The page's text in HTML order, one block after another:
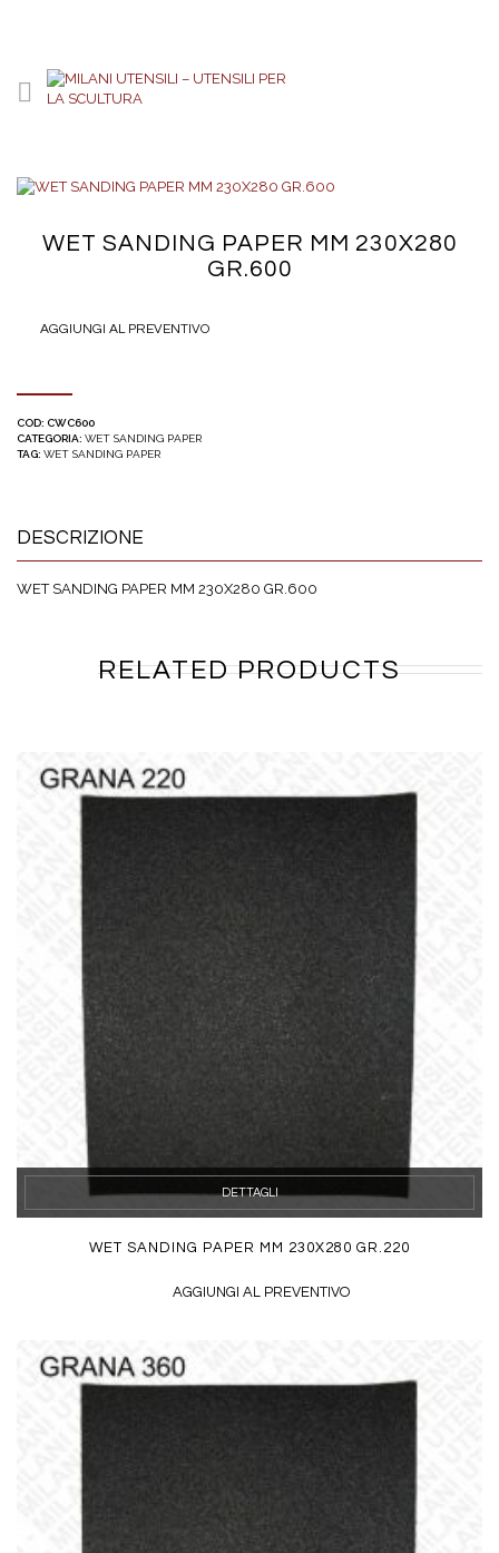
WET SANDING PAPER MM 230X280
GR.600
AGGIUNGI AL PREVENTIVO
COD: CWC600
CATEGORIA: WET SANDING PAPER
TAG: WET SANDING PAPER
DESCRIZIONE
WET SANDING PAPER MM 230X280 GR.600
RELATED PRODUCTS
DETTAGLI
WET SANDING PAPER MM 230X280 GR.220
AGGIUNGI AL PREVENTIVO